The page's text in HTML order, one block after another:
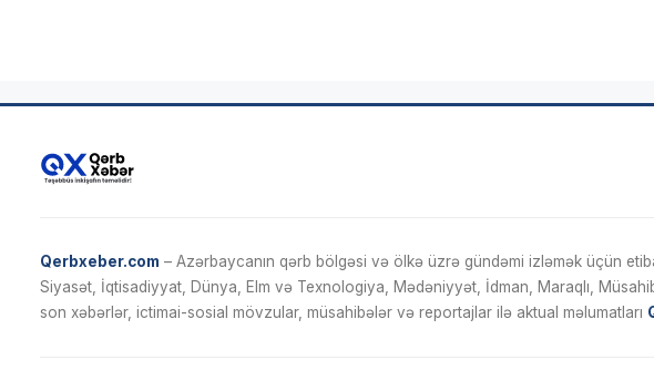
Qerbxeber.com – Azərbaycanın qərb bölgəsi və ölkə üzrə gündəmi izləmək üçün
Siyasət, İqtisadiyyat, Dünya, Elm və Texnologiya, Mədəniyyət, İdman, Maraqlı,
son xəbərlər, ictimai-sosial mövzular, müsahibələr və reportajlar ilə aktual məlumatları